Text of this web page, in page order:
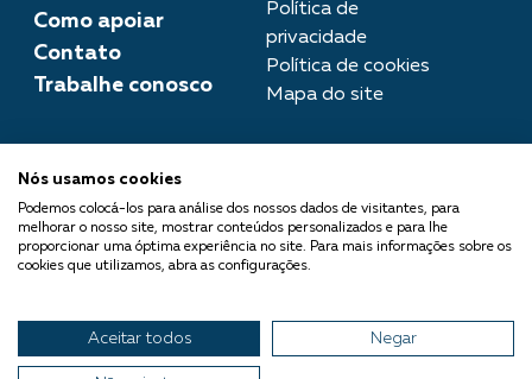
Como apoiar
Contato
Trabalhe conosco
Política de
privacidade
Política de cookies
Mapa do site
imprensa@fundobrasil.org.br
O Fundo Brasil integra a Rede
Comuá - Filantropia que
© 2026 Fundo Brasil.
Nós usamos cookies
Podemos colocá-los para análise dos nossos dados de visitantes, para
melhorar o nosso site, mostrar conteúdos personalizados e para lhe
proporcionar uma óptima experiência no site. Para mais informações sobre os
cookies que utilizamos, abra as configurações.
Aceitar todos Negar